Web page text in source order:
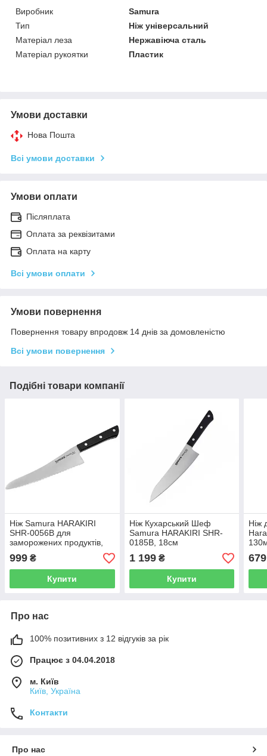
Виробник
Samura
Тип
Ніж універсальний
Матеріал леза
Нержавіюча сталь
Матеріал рукоятки
Пластик
Умови доставки
Нова Пошта
Всі умови доставки
Умови оплати
Післяплата
Оплата за реквізитами
Оплата на карту
Всі умови оплати
Умови повернення
Повернення товару впродовж 14 днів за домовленістю
Всі умови повернення
Подібні товари компанії
Ніж Samura HARAKIRI
SHR-0056B для
заморожених продуктів,
188мм
999 ₴
Купити
Ніж Кухарський Шеф
Samura HARAKIRI SHR-
0185B, 18см
1 199₴
Купити
Ніж
679
Про нас
100% позитивних з 12 відгуків за рік
Працює з 04.04.2018
м. Київ
Київ, Україна
Контакти
Про нас